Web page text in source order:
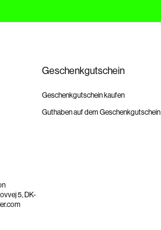
5, DK-
Geschenkgutschein
Geschenkgutschein kaufen
Guthaben auf dem Geschenkgutschein